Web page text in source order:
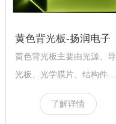
黄色背光板-扬润电子
黄色背光板主要由光源、导
光板、光学膜片、结构件组
成，是许多需要发光源的产
品的不二之选，其中...
了解详情